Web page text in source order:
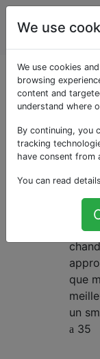
7
que
un
35
We use
We use cookies
browsing
content and
understand where
By continuing, you
tracking
have consent from
You can read